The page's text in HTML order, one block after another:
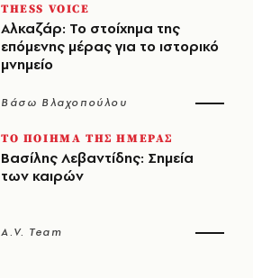
THESS VOICE
Αλκαζάρ: Το στοίχημα της
επόμενης μέρας για το ιστορικό
μνημείο
Βάσω Βλαχοπούλου
ΤΟ ΠΟΙΗΜΑ ΤΗΣ ΗΜΕΡΑΣ
Βασίλης Λεβαντίδης: Σημεία
των καιρών
A.V. Team